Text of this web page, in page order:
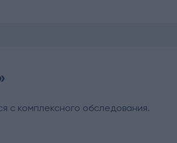
с комплексного обследования.